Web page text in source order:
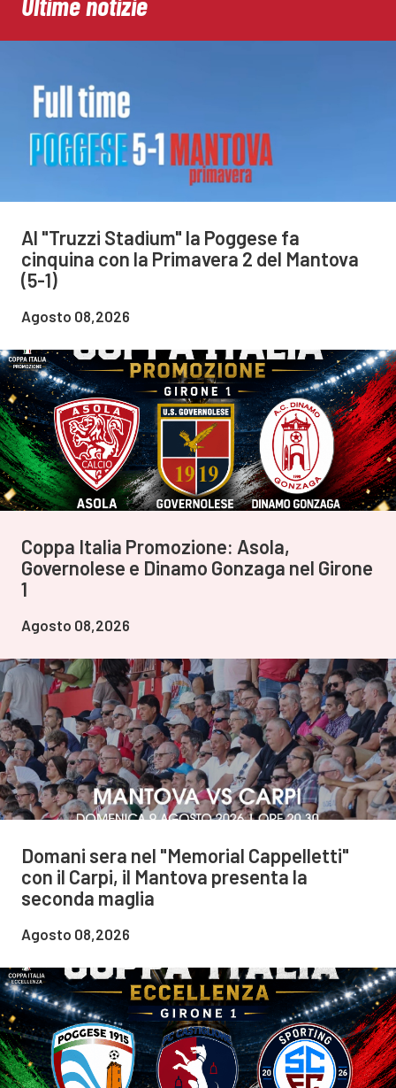
Al "Truzzi Stadium" la Poggese fa
cinquina con la Primavera 2 del Mantova
(5-1)
Agosto 08,2026
Coppa Italia Promozione: Asola,
Governolese e Dinamo Gonzaga nel Girone
1
Agosto 08,2026
Domani sera nel "Memorial Cappelletti"
con il Carpi, il Mantova presenta la
seconda maglia
Agosto 08,2026